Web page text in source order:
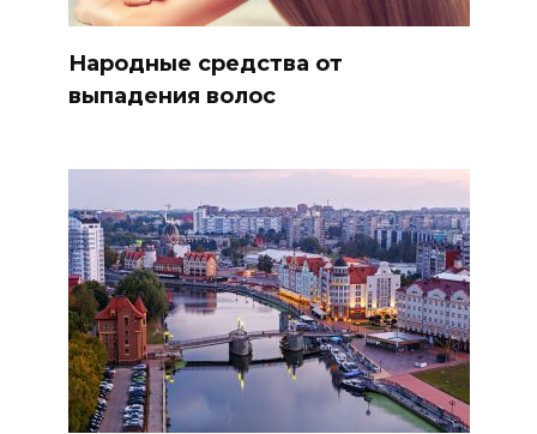
Народные средства от
выпадения волос